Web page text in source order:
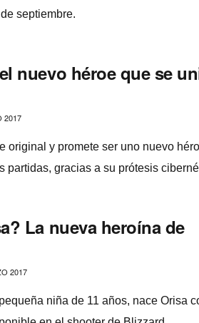
septiembre.
nuevo héroe que se
2017
original y promete ser uno nuevo
partidas, gracias a su prótesis
La nueva heroí­na de
2017
niña de 11 años, nace Orisa